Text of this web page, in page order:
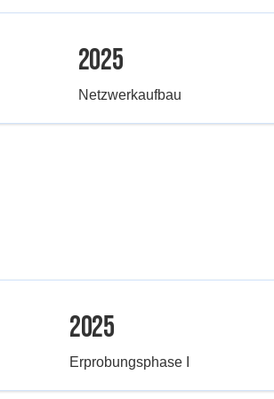
2025
Netzwerkaufbau
2025
Erprobungsphase I